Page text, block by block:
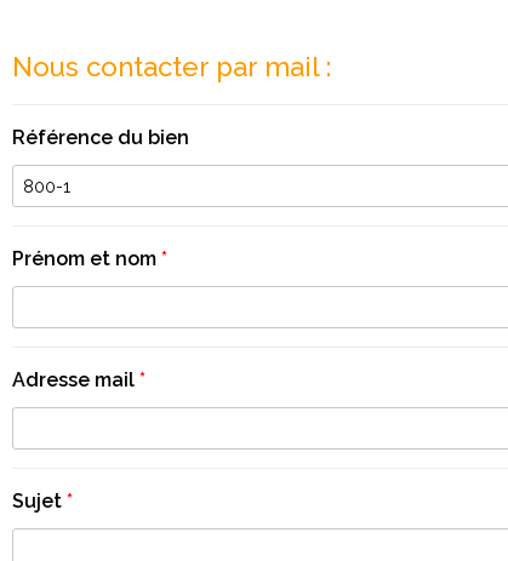
Nous contacter par mail :
Référence du bien
Prénom et nom *
Adresse mail *
Sujet *